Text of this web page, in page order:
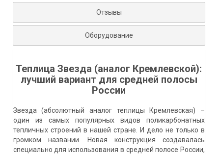
Отзывы
Оборудование
Теплица Звезда (аналог Кремлевской):
лучший вариант для средней полосы
России
Звезда (абсолютный аналог теплицы Кремлевская) –
один из самых популярных видов поликарбонатных
тепличных строений в нашей стране. И дело не только в
громком названии. Новая конструкция создавалась
специально для использования в средней полосе России,